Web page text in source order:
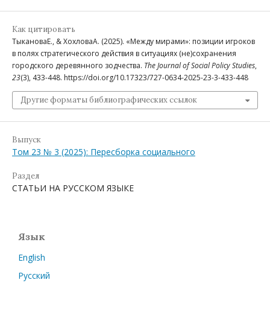
Как цитировать
ТыкановаЕ., & ХохловаА. (2025). «Между мирами»: позиции игроков
в полях стратегического действия в ситуациях (не)сохранения
городского деревянного зодчества. The Journal of Social Policy Studies,
23(3), 433-448. https://doi.org/10.17323/727-0634-2025-23-3-433-448
Другие форматы библиографических ссылок
Выпуск
Том 23 № 3 (2025): Пересборка социального
Раздел
СТАТЬИ НА РУССКОМ ЯЗЫКЕ
Язык
English
Русский